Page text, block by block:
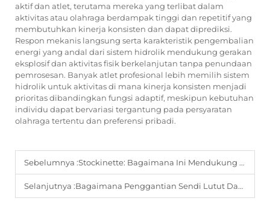
aktif dan atlet, terutama mereka yang terlibat dalam
aktivitas atau olahraga berdampak tinggi dan repetitif yang
membutuhkan kinerja konsisten dan dapat diprediksi.
Respon mekanis langsung serta karakteristik pengembalian
energi yang andal dari sistem hidrolik mendukung gerakan
eksplosif dan aktivitas fisik berkelanjutan tanpa penundaan
pemrosesan. Banyak atlet profesional lebih memilih sistem
hidrolik untuk aktivitas di mana kinerja konsisten menjadi
prioritas dibandingkan fungsi adaptif, meskipun kebutuhan
individu dapat bervariasi tergantung pada persyaratan
olahraga tertentu dan preferensi pribadi.
Sebelumnya :Stockinette: Bagaimana Ini Mendukung Hasil yang Lebih Baik dalam Alat Bantu Disabilitas?
Selanjutnya :Bagaimana Penggantian Sendi Lutut Dapat Mengurangi Nyeri dan Meningkatkan Fungsi?